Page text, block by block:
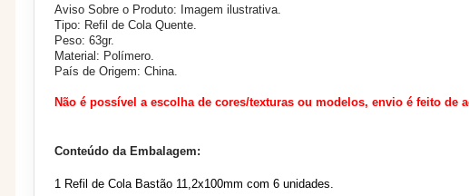
Aviso Sobre o Produto: Imagem ilustrativa.
Tipo: Refil de Cola Quente.
Peso: 63gr.
Material: Polímero.
País de Origem: China.
Não é possível a escolha de cores/texturas ou modelos, envio é feito de
Conteúdo da Embalagem:
1 Refil de Cola Bastão 11,2x100mm com 6 unidades.